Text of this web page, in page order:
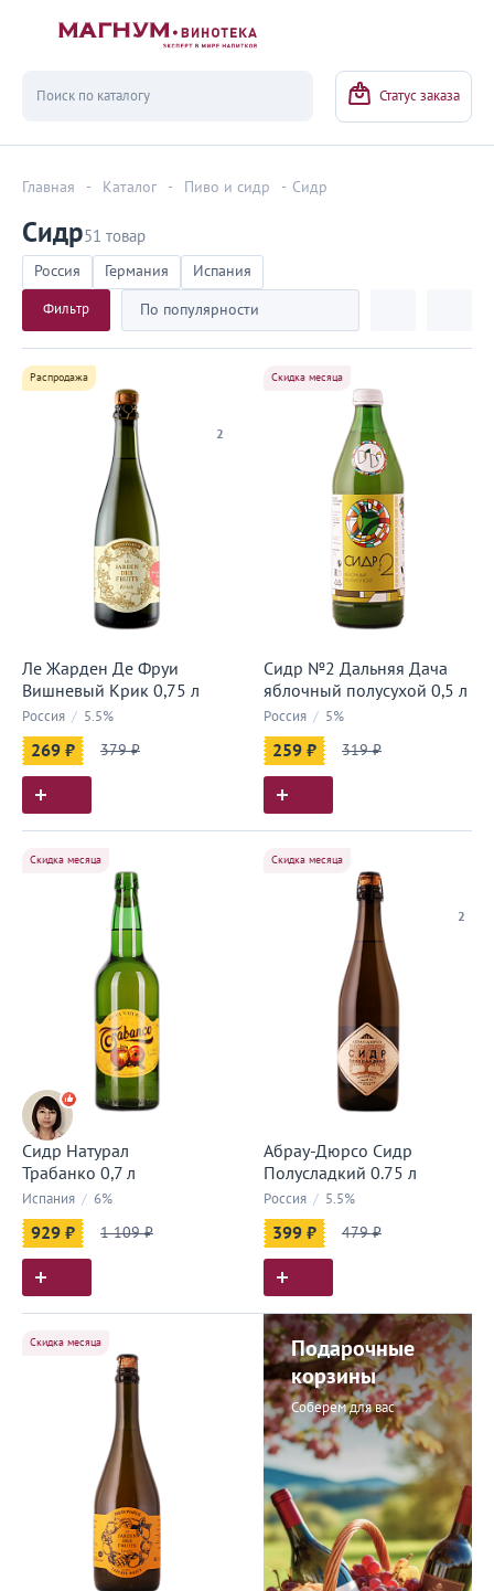
Статус заказа
Главная - Каталог - Пиво и сидр - Сидр
Сидр51 товар
Фильтр По популярности
Россия Германия Испания
2
Распродажа
Ле Жарден Де Фруи
Вишневый Крик 0,75 л
Россия / 5.5%
269 ₽ 379 ₽
Скидка месяца
Сидр №2 Дальняя Дача
яблочный полусухой 0,5 л
Россия / 5%
259 ₽ 319 ₽
Скидка месяца
Сидр Натурал
Трабанко 0,7 л
Испания / 6%
929 ₽ 1 109 ₽
2
Скидка месяца
Абрау-Дюрсо Сидр
Полусладкий 0.75 л
Россия / 5.5%
399 ₽ 479 ₽
Скидка месяца
Подарочные
корзины
Соберем для вас